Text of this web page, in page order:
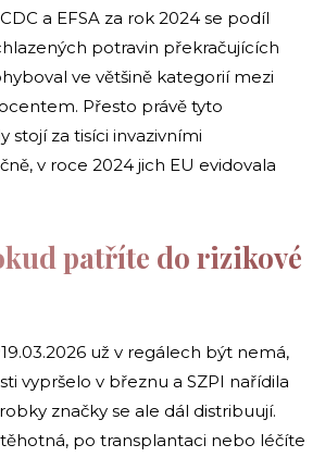
a EFSA za rok 2024 se podíl
potravin překračujících
ve většině kategorií mezi
Přesto právě tyto
stojí za tisíci invazivními
v roce 2024 jich EU evidovala
patříte do rizikové
už v regálech být nemá,
vypršelo v březnu a SZPI nařídila
značky se ale dál distribuují.
po transplantaci nebo léčíte